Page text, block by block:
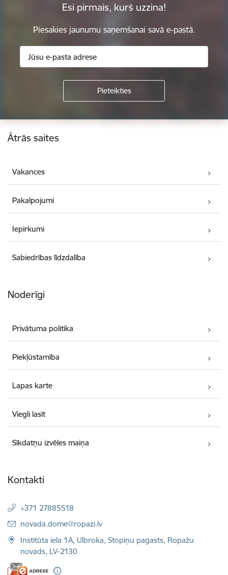
Esi pirmais, kurš uzzina!
Piesakies jaunumu saņemšanai savā e-pastā.
Kājene
Ātrās saites
Vakances
Pakalpojumi
Iepirkumi
Sabiedrības līdzdalība
Noderīgi
Privātuma politika
Piekļūstamība
Lapas karte
Viegli lasīt
Sīkdatņu izvēles maiņa
Kontakti
+371 27885518
E-pasts:
novada.dome@ropazi.lv
Institūta iela 1A, Ulbroka, Stopiņu pagasts, Ropažu
novads, LV-2130